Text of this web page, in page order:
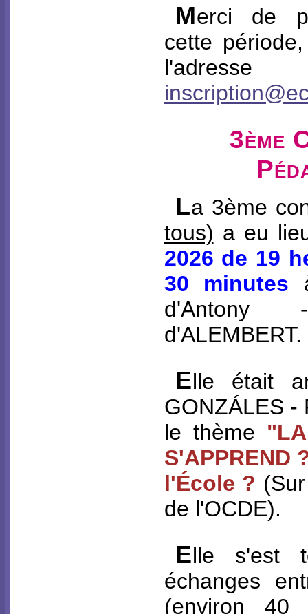
Merci de
cette
l'adresse
3ème
La 3ème
tous) a eu
2026 de 19
30 minutes
d'ALEMBERT.
Elle était
GONZÁLES -
le thème
S'APPREND
l'École ?
de l'OCDE).
Elle s'est
échanges
(environ 40